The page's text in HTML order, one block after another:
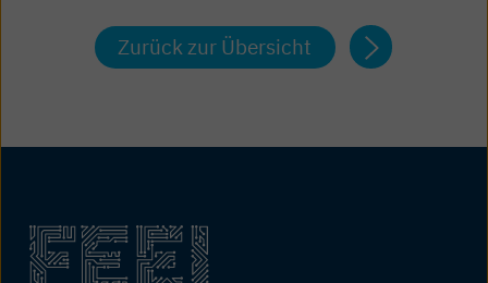
Zurück zur Übersicht